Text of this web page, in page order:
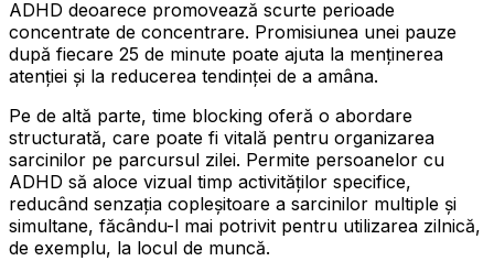
ADHD deoarece promovează scurte perioade
concentrate de concentrare. Promisiunea unei pauze
după fiecare 25 de minute poate ajuta la menținerea
atenției și la reducerea tendinței de a amâna.
Pe de altă parte, time blocking oferă o abordare
structurată, care poate fi vitală pentru organizarea
sarcinilor pe parcursul zilei. Permite persoanelor cu
ADHD să aloce vizual timp activităților specifice,
reducând senzația copleșitoare a sarcinilor multiple și
simultane, făcându-l mai potrivit pentru utilizarea zilnică,
de exemplu, la locul de muncă.